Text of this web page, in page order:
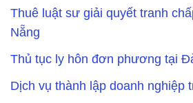
Thuê luật sư giải quyết tranh
Nẵng
Thủ tục ly hôn đơn phương tại
Dịch vụ thành lập doanh nghiệp